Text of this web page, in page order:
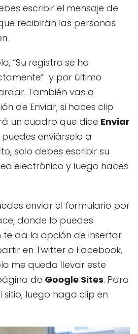
escribir el mensaje de
recibirán las personas
“Su registro se ha
y por último
También vas a
de Enviar, si haces clip
un cuadro que dice Enviar
puedes enviárselo a
solo debes escribir su
electrónico y luego haces
enviar el formulario por
donde lo puedes
da la opción de insertar
en Twitter o Facebook,
me queda llevar este
de Google Sites. Para
sitio, luego hago clip en